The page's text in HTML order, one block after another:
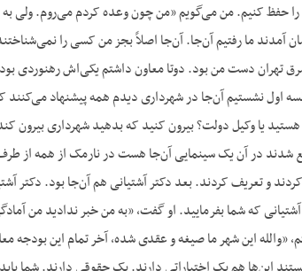
را حفظ کنیم. من می‌گویم «من چون وعده کردم می‌روم.
آمدند ما رفتیم آن‌جا. آن‌جا اصلاً بجز من کسی را
تهران دست من بود. دوتا معاون داشتم یکی‌اش رهنوردی
اول نشستیم آن‌جا در شهرداری دیدم همه پیشنهاد می‌کنند
یا وکیل دولت؟ بیرون کنید که بدهید شهرداری بیرون
شدند در آن یک سینمایی آن‌جا هست در نارمک از همه از
و تعریف کردند. بعد دکتر آشتیانی هم آن‌جا بود. دکتر
که شما بفرمایید. او گفت، «به من خبر ندادید من
«والله این شهر ما صیغه و عقدی شده، آخر تمام این